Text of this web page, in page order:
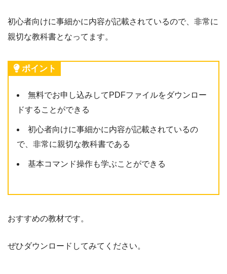
初心者向けに事細かに内容が記載されているので、非常に
親切な教科書となってます。
ポイント
無料でお申し込みしてPDFファイルをダウンロー
ドすることができる
初心者向けに事細かに内容が記載されているの
で、非常に親切な教科書である
基本コマンド操作も学ぶことができる
おすすめの教材です。
ぜひダウンロードしてみてください。